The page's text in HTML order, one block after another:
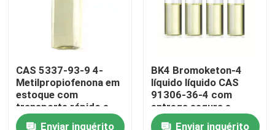
Produto químico de BMK
PMK Químico
Produto químico de BDO
CAS 5337-93-9 4-
Metilpropiofenona em
estoque com
transporte rápido e
seguro e alta pureza
Enviar inquérito
BK4 Bromoketon-4
líquido líquido CAS
91306-36-4 com
entrega segura e
melhor preço
Enviar inquérito